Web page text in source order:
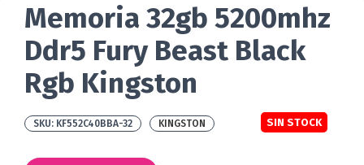
Memoria 32gb 5200mhz
Ddr5 Fury Beast Black
Rgb Kingston
KF552C40BBA-32 SIN STOCK
KINGSTON